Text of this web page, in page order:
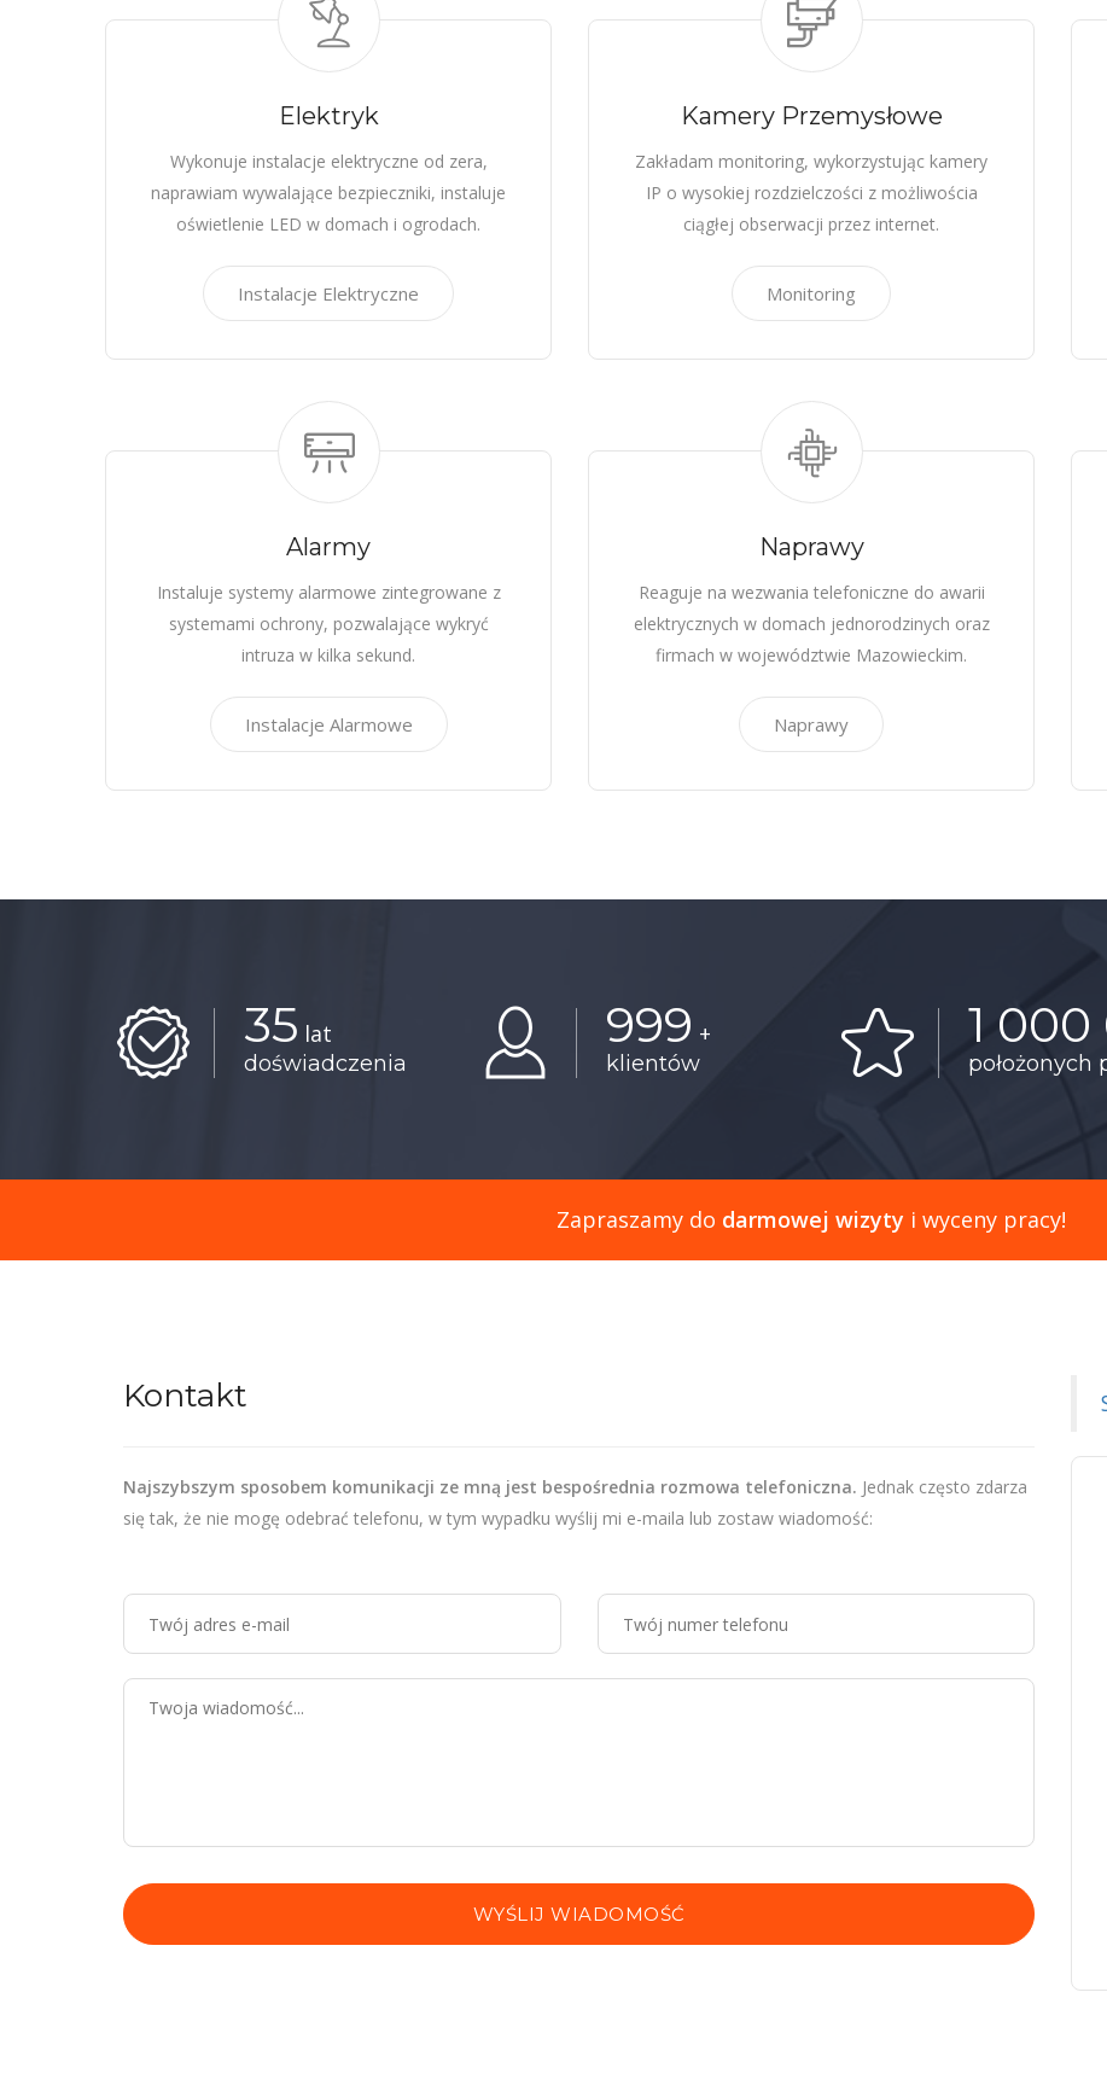
Elektryk
Wykonuje instalacje elektryczne od zera,
naprawiam wywalające bezpieczniki, instaluje
oświetlenie LED w domach i ogrodach.
Instalacje Elektryczne
Kamery Przemysłowe
Zakładam monitoring, wykorzystując kamery
IP o wysokiej rozdzielczości z możliwościa
ciągłej obserwacji przez internet.
Monitoring
Alarmy
Instaluje systemy alarmowe zintegrowane z
systemami ochrony, pozwalające wykryć
intruza w kilka sekund.
Instalacje Alarmowe
Naprawy
Reaguje na wezwania telefoniczne do awarii
elektrycznych w domach jednorodzinych oraz
firmach w województwie Mazowieckim.
Naprawy
35 lat
doświadczenia
999 +
klientów
1
położonych
Zapraszamy do darmowej wizyty i wyceny pracy!
Kontakt
Najszybszym sposobem komunikacji ze mną jest bespośrednia rozmowa telefoniczna. Jednak często zdarza
się tak, że nie mogę odebrać telefonu, w tym wypadku wyślij mi e-maila lub zostaw wiadomość:
WYŚLIJ WIADOMOŚĆ